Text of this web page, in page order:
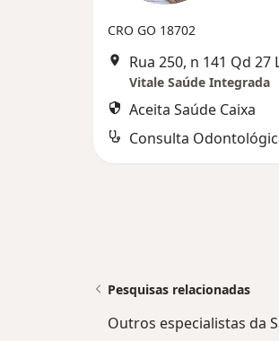
CRO GO 18702
Rua 250, n 141 Qd 27
Vitale Saúde Integrada
Aceita Saúde Caixa
Consulta
Pesquisas relacionadas
Outros especialistas da